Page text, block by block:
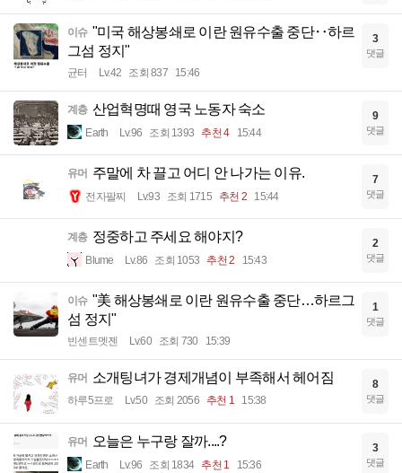
이슈 "미국 해상봉쇄로 이란 원유수출 중단‥하르
그섬 정지"
균터 Lv.42 조회 837 15:46
3
댓글
계층 산업혁명때 영국 노동자 숙소
Earth Lv.96 조회 1393 추천 4 15:44
9
댓글
유머 주말에 차 끌고 어디 안 나가는 이유.
전자팔찌 Lv.93 조회 1715 추천 2 15:44
7
댓글
계층 정중하고 주세요 해야지?
Blume Lv.86 조회 1053 추천 2 15:43
2
댓글
이슈 "美 해상봉쇄로 이란 원유수출 중단…하르그
섬 정지"
빈센트멧젠 Lv.60 조회 730 15:39
1
댓글
유머 소개팅녀가 경제개념이 부족해서 헤어짐
하루5프로 Lv.50 조회 2056 추천 1 15:38
8
댓글
유머 오늘은 누구랑 잘까....?
Earth Lv.96 조회 1834 추천 1 15:36
3
댓글